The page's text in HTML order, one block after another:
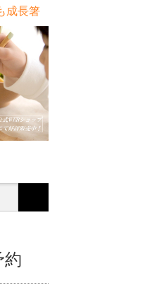
成長箸
約